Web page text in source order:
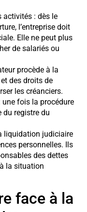
activités : dès le
l’entreprise doit
Elle ne peut plus
de salariés ou
procède à la
des droits de
les créanciers.
une fois la procédure
du registre du
liquidation judiciaire
personnelles. Ils
des dettes
la situation
face à la